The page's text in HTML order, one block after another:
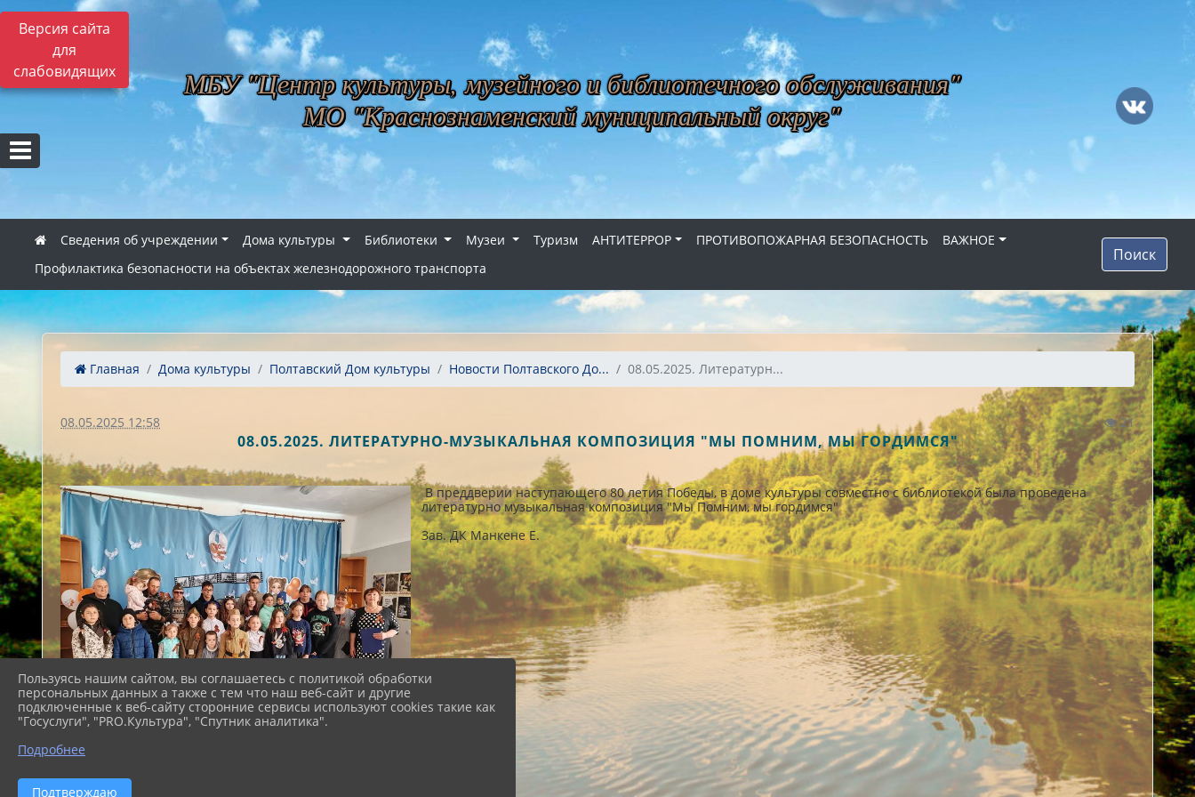
Версия сайта
для
слабовидящих
МБУ "Центр культуры, музейного и библиотечного обслуживания"
МО "Краснознаменский муниципальный округ"
Сведения об учреждении Дома культуры Библиотеки Музеи Туризм АНТИТЕРРОР ПРОТИВОПОЖАРНАЯ БЕЗОПАСНОСТЬ
ВАЖНОЕ
Профилактика безопасности на объектах железнодорожного транспорта
Поиск
Главная Дома культуры Полтавский Дом культуры Новости Полтавского До... 08.05.2025. Литературн...
08.05.2025 12:58 21
08.05.2025. ЛИТЕРАТУРНО-МУЗЫКАЛЬНАЯ КОМПОЗИЦИЯ "МЫ ПОМНИМ, МЫ ГОРДИМСЯ"
В преддверии наступающего 80 летия Победы, в доме культуры совместно с библиотекой была проведена
литературно музыкальная композиция "Мы Помним, мы гордимся"
Зав. ДК Манкене Е.
Пользуясь нашим сайтом, вы соглашаетесь с политикой обработки
персональных данных а также с тем что наш веб-сайт и другие
подключенные к веб-сайту сторонние сервисы используют cookies такие как
"Госуслуги", "PRO.Культура", "Спутник аналитика".
Подробнее
Подтверждаю